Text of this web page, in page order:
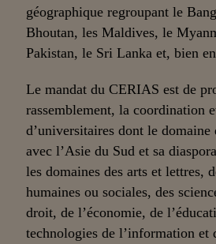
géographique regroupant le
Bhoutan, les Maldives, le
Pakistan, le Sri Lanka et, bien
Le mandat du CERIAS est de
rassemblement, la coordination
d’universitaires dont le domaine
avec l’Asie du Sud et sa
les domaines des arts et lettres,
humaines ou sociales, des
droit, de l’économie, de
technologies de l’information et